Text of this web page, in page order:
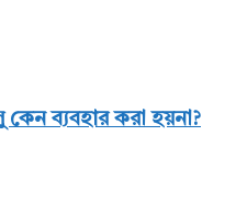
কেন ব্যবহার করা হয়না?